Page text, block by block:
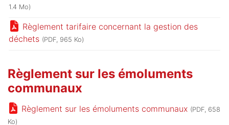
1.4 Mo)
Règlement tarifaire concernant la gestion des
déchets (PDF, 965 Ko)
Règlement sur les émoluments
communaux
Règlement sur les émoluments communaux (PDF, 658
Ko)